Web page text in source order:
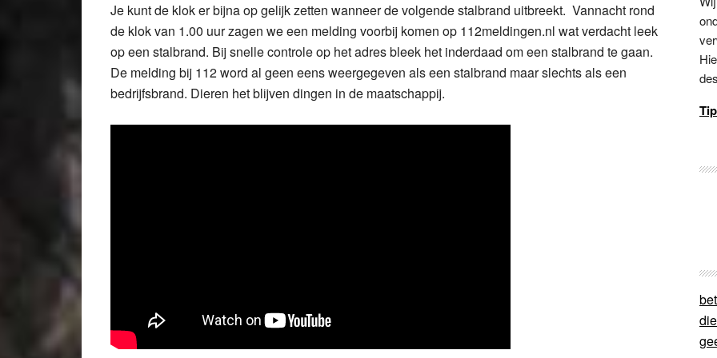
Je kunt de klok er bijna op gelijk zetten wanneer de volgende stalbrand uitbreekt. Vannacht rond
de klok van 1.00 uur zagen we een melding voorbij komen op 112meldingen.nl wat verdacht leek
op een stalbrand. Bij snelle controle op het adres bleek het inderdaad om een stalbrand te gaan.
De melding bij 112 word al geen eens weergegeven als een stalbrand maar slechts als een
bedrijfsbrand. Dieren het blijven dingen in de maatschappij.